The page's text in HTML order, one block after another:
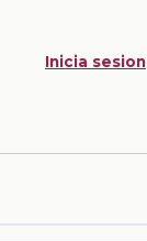
Inicia sesion